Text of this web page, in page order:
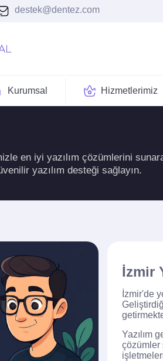
destek@dentez.com
Kurumsal Hizmetlerimiz
en iyi yazılım çözümlerini
yazılım desteği sağlayın.
İzmir
İzmir'de
Yazılım
çözümler